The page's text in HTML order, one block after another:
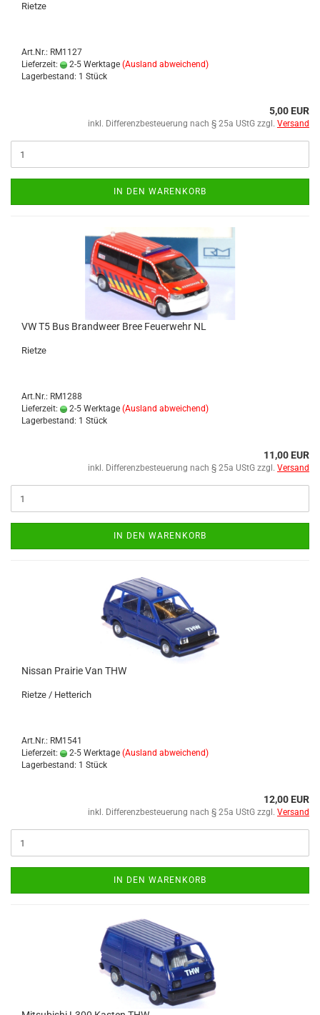
Riet­ze
Art.Nr.: RM1127
Lieferzeit:
2-5 Werktage (Ausland abweichend)
Lagerbestand: 1 Stück
5,00 EUR
inkl. Differenzbesteuerung nach § 25a UStG zzgl. Versand
IN DEN WARENKORB
VW T5 Bus Brand­weer Bree Feu­er­wehr NL
Riet­ze
Art.Nr.: RM1288
Lieferzeit:
2-5 Werktage (Ausland abweichend)
Lagerbestand: 1 Stück
11,00 EUR
inkl. Differenzbesteuerung nach § 25a UStG zzgl. Versand
IN DEN WARENKORB
Nis­san Prai­rie Van THW
Riet­ze / Het­te­rich
Art.Nr.: RM1541
Lieferzeit:
2-5 Werktage (Ausland abweichend)
Lagerbestand: 1 Stück
12,00 EUR
inkl. Differenzbesteuerung nach § 25a UStG zzgl. Versand
IN DEN WARENKORB